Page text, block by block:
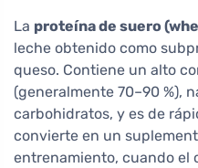
La proteína de suero
leche obtenido como
queso. Contiene un alto
(generalmente 70–90 %),
carbohidratos, y es de
convierte en un
entrenamiento, cuando el